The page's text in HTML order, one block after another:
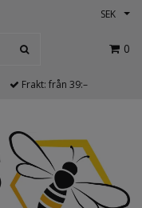
SEK
0
Frakt: från 39:–